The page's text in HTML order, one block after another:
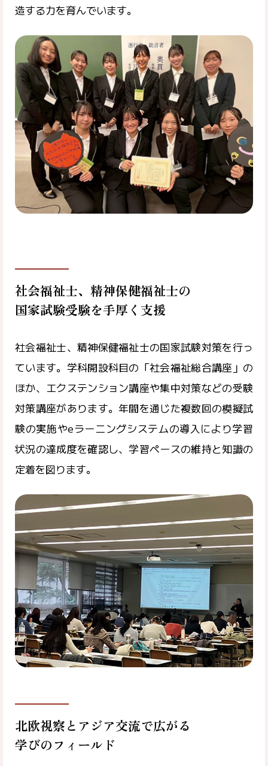
造する力を育んでいます。
社会福祉士、精神保健福祉士の
国家試験受験を手厚く支援
社会福祉士、精神保健福祉士の国家試験対策を行っ
ています。学科開設科目の「社会福祉総合講座」の
ほか、エクステンション講座や集中対策などの受験
対策講座があります。年間を通じた複数回の模擬試
験の実施やeラーニングシステムの導入により学習
状況の達成度を確認し、学習ペースの維持と知識の
定着を図ります。
北欧視察とアジア交流で広がる
学びのフィールド